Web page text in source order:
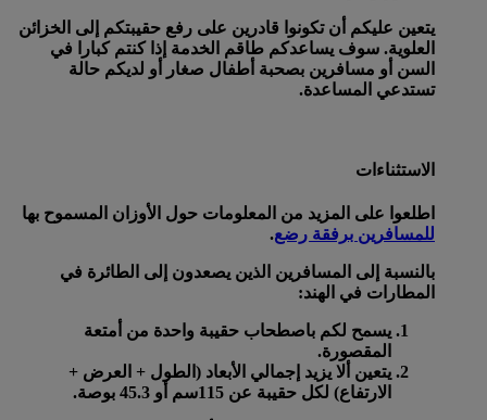
يتعين عليكم أن تكونوا قادرين على رفع حقيبتكم إلى الخزائن
العلوية. سوف يساعدكم طاقم الخدمة إذا كنتم كبارا في
السن أو مسافرين بصحبة أطفال صغار أو لديكم حالة
تستدعي المساعدة.
الاستثناءات
اطلعوا على المزيد من المعلومات حول الأوزان المسموح بها
للمسافرين برفقة رضع.
بالنسبة إلى المسافرين الذين يصعدون إلى الطائرة في
المطارات في الهند:
يسمح لكم باصطحاب حقيبة واحدة من أمتعة
المقصورة.
يتعين ألا يزيد إجمالي الأبعاد (الطول + العرض +
الارتفاع) لكل حقيبة عن 115سم أو 45.3 بوصة.